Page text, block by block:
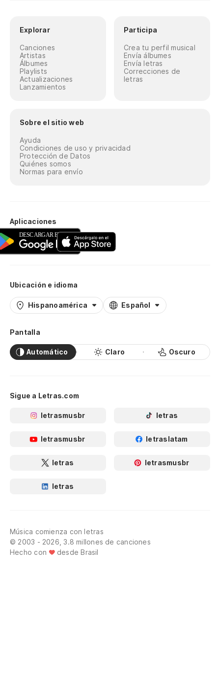
Explorar
Canciones
Artistas
Álbumes
Playlists
Actualizaciones
Lanzamientos
Participa
Crea tu perfil musical
Envía álbumes
Envía letras
Correcciones de
letras
Sobre el sitio web
Ayuda
Condiciones de uso y privacidad
Protección de Datos
Quiénes somos
Normas para envío
Aplicaciones
Ubicación e idioma
Hispanoamérica Español
Pantalla
Automático Claro Oscuro
Sigue a Letras.com
letrasmusbr letras
letrasmusbr letraslatam
letras letrasmusbr
letras
Música comienza con letras
© 2003 - 2026, 3.8 millones de canciones
Hecho con
desde Brasil